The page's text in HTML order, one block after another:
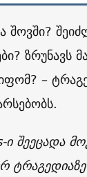
შოვში?
ზრუნავს
–
ი შეეცადა